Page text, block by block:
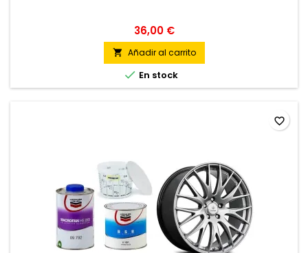
36,00 €
 Añadir al carrito
 En stock
favorite_border